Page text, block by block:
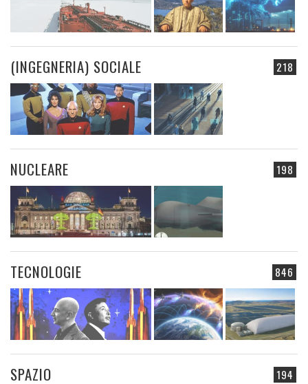
218
(INGEGNERIA) SOCIALE
198
NUCLEARE
846
TECNOLOGIE
194
SPAZIO